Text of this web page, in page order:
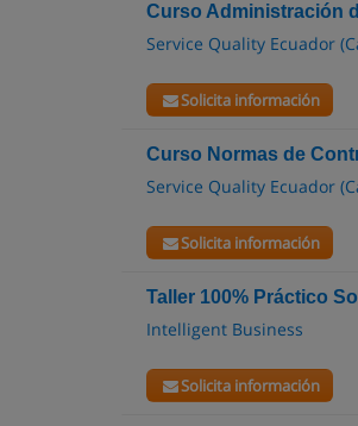
Curso Administración
Service Quality Ecuador
Solicita información
Curso Normas de
Service Quality Ecuador
Solicita información
Taller 100% Práctico
Intelligent Business
Solicita información